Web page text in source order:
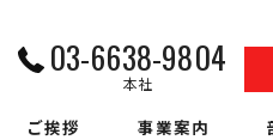
03-6638-9804
本社
ご挨拶 事業案内